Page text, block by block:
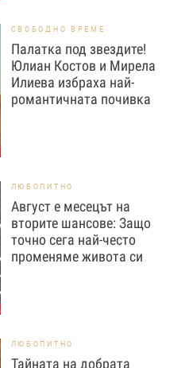
СВОБОДНО ВРЕМЕ
Палатка под звездите!
Юлиан Костов и Мирела
Илиева избраха най-
романтичната почивка
ЛЮБОПИТНО
Август е месецът на
вторите шансове: Защо
точно сега най-често
променяме живота си
ЛЮБОПИТНО
Тайната на добрата